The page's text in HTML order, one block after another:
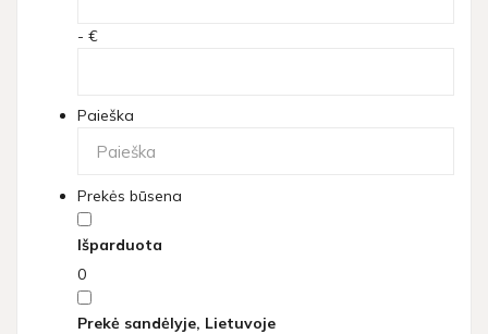
- €
Paieška
Prekės būsena
Išparduota
0
Prekė sandėlyje, Lietuvoje